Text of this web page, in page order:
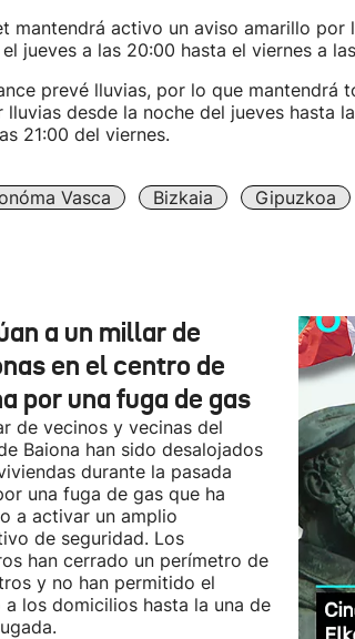
mantendrá activo un aviso amarillo por
jueves a las 20:00 hasta el viernes a
prevé lluvias, por lo que mantendrá
desde la noche del jueves hasta
21:00 del viernes.
Vasca Bizkaia Gipuzkoa
a un millar de
en el centro de
por una fuga de gas
de vecinos y vecinas del
Baiona han sido desalojados
durante la pasada
una fuga de gas que ha
a activar un amplio
de seguridad. Los
han cerrado un perímetro de
y no han permitido el
a los domicilios hasta la una de